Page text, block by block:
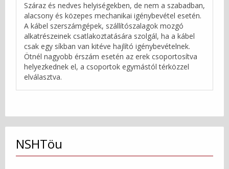
Száraz és nedves helyiségekben, de nem a szabadban,
alacsony és közepes mechanikai igénybevétel esetén.
A kábel szerszámgépek, szállítószalagok mozgó
alkatrészeinek csatlakoztatására szolgál, ha a kábel
csak egy síkban van kitéve hajlító igénybevételnek.
Ötnél nagyobb érszám esetén az erek csoportosítva
helyezkednek el, a csoportok egymástól térközzel
elválasztva.
NSHTöu